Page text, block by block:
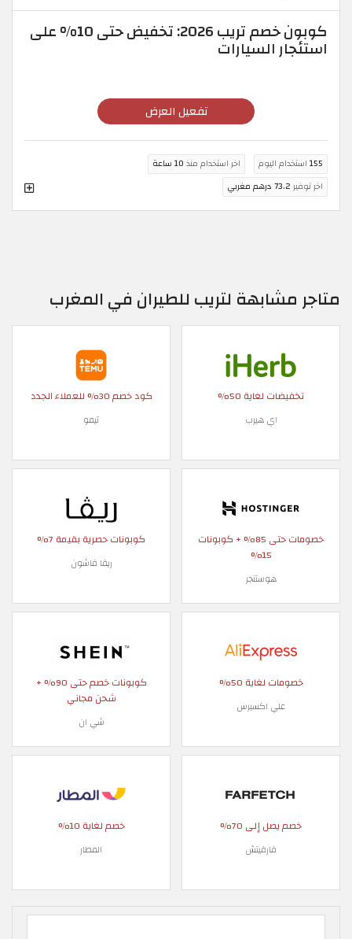
كوبون خصم تريب 2026: تخفيض حتى 10% على
استئجار السيارات
تفعيل العرض
155 استخدام اليوم اخر استخدام منذ 10 ساعة
اخر توفير 73.2 درهم مغربي
متاجر مشابهة لتريب للطيران في المغرب
تخفيضات لغاية 50%
اي هيرب
كود خصم 30% للعملاء الجدد
تيمو
خصومات حتى 85% + كوبونات
15%
هوستنجر
كوبونات حصرية بقيمة 7%
ريفا فاشون
خصومات لغاية 50%
علي اكسبرس
كوبونات خصم حتى 90% +
شحن مجاني
شي ان
خصم يصل إلى 70%
فارفيتش
خصم لغاية 10%
المطار